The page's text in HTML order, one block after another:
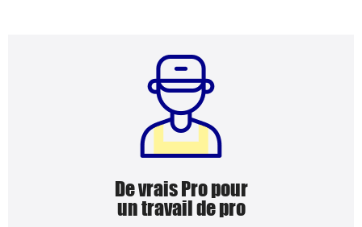
De vrais Pro pour
un travail de pro